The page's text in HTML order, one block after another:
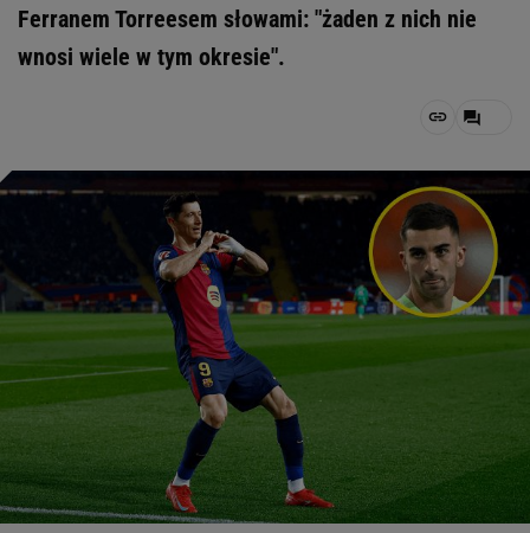
Ferranem Torreesem słowami: "żaden z nich nie
wnosi wiele w tym okresie".